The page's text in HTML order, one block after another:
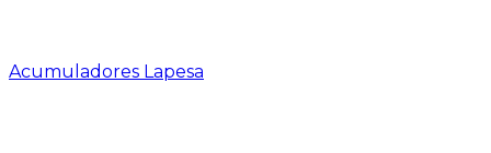
Acumuladores Lapesa